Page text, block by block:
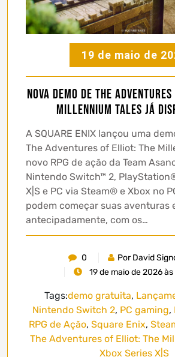
19 de maio de
Nova demo de THE ADVENTURES
MILLENNIUM TALES já
A SQUARE ENIX lançou uma
The Adventures of Elliot: The
novo RPG de ação da Team
Nintendo Switch™ 2,
X|S e PC via Steam® e Xbox no
podem começar suas aventuras
antecipadamente, com os…
0
Por David
19 de maio de 2026 às
Tags:demo gratuita,
Nintendo Switch 2, PC gaming,
RPG de Ação, Square Enix,
The Adventures of Elliot: The
Xbox Series X|S